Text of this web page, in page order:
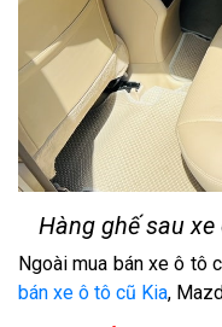
Hàng ghế sau
Ngoài mua bán xe ô tô
bán xe ô tô cũ Kia,